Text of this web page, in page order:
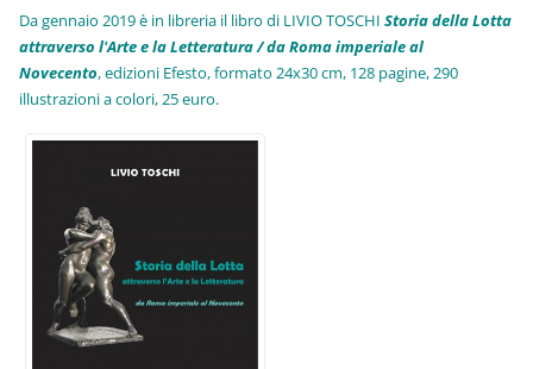
Da gennaio 2019 è in libreria il libro di LIVIO TOSCHIStoria della Lotta
attraverso l'Arte e la Letteratura / da Roma imperiale al
Novecento, edizioni Efesto, formato 24x30 cm, 128 pagine, 290
illustrazioni a colori, 25 euro.